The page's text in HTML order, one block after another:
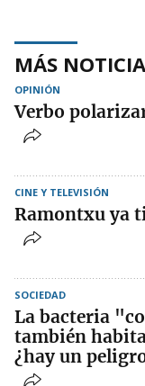
MÁS
OPINIÓN
Verbo
CINE Y TELEVISIÓN
Ramontxu ya
SOCIEDAD
La bacteria
también
¿hay un